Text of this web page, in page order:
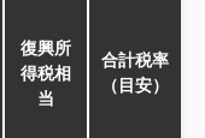
復興所
得税相
当
合計税率
（目安）